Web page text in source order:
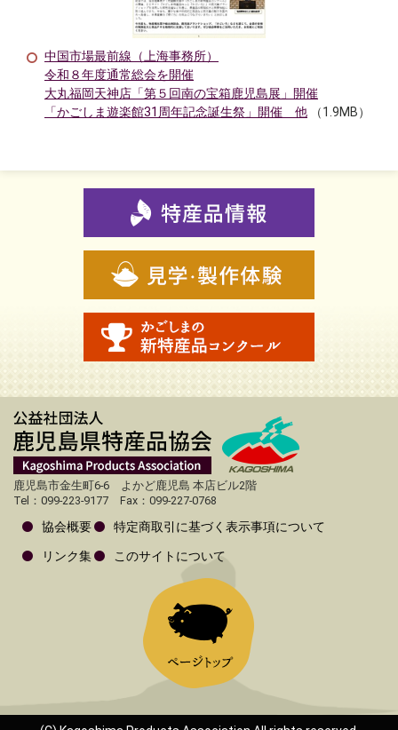
中国市場最前線（上海事務所）
令和８年度通常総会を開催
大丸福岡天神店「第５回南の宝箱鹿児島展」開催
「かごしま遊楽館31周年記念誕生祭」開催 他 （1.9MB）
鹿児島市金生町6-6 よかど鹿児島 本店ビル2階
Tel：099-223-9177 Fax：099-227-0768
協会概要 特定商取引に基づく表示事項について
リンク集 このサイトについて